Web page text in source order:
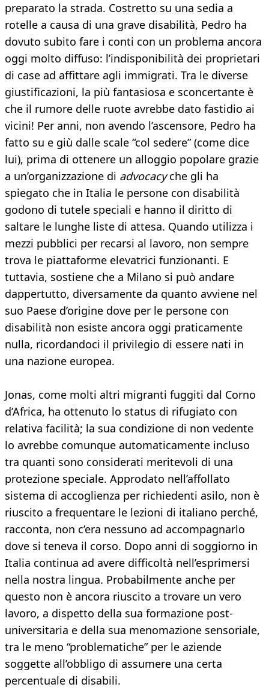
preparato la strada. Costretto su una sedia a
rotelle a causa di una grave disabilità, Pedro ha
dovuto subito fare i conti con un problema ancora
oggi molto diffuso: l’indisponibilità dei proprietari
di case ad affittare agli immigrati. Tra le diverse
giustificazioni, la più fantasiosa e sconcertante è
che il rumore delle ruote avrebbe dato fastidio ai
vicini! Per anni, non avendo l’ascensore, Pedro ha
fatto su e giù dalle scale “col sedere” (come dice
lui), prima di ottenere un alloggio popolare grazie
a un’organizzazione di advocacyche gli ha
spiegato che in Italia le persone con disabilità
godono di tutele speciali e hanno il diritto di
saltare le lunghe liste di attesa. Quando utilizza i
mezzi pubblici per recarsi al lavoro, non sempre
trova le piattaforme elevatrici funzionanti. E
tuttavia, sostiene che a Milano si può andare
dappertutto, diversamente da quanto avviene nel
suo Paese d’origine dove per le persone con
disabilità non esiste ancora oggi praticamente
nulla, ricordandoci il privilegio di essere nati in
una nazione europea.
Jonas, come molti altri migranti fuggiti dal Corno
d’Africa, ha ottenuto lo status di rifugiato con
relativa facilità; la sua condizione di non vedente
lo avrebbe comunque automaticamente incluso
tra quanti sono considerati meritevoli di una
protezione speciale. Approdato nell’affollato
sistema di accoglienza per richiedenti asilo, non è
riuscito a frequentare le lezioni di italiano perché,
racconta, non c’era nessuno ad accompagnarlo
dove si teneva il corso. Dopo anni di soggiorno in
Italia continua ad avere difficoltà nell’esprimersi
nella nostra lingua. Probabilmente anche per
questo non è ancora riuscito a trovare un vero
lavoro, a dispetto della sua formazione post-
universitaria e della sua menomazione sensoriale,
tra le meno “problematiche” per le aziende
soggette all’obbligo di assumere una certa
percentuale di disabili.